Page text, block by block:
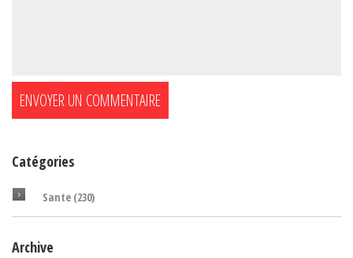
Catégories
Sante (230)
Archive